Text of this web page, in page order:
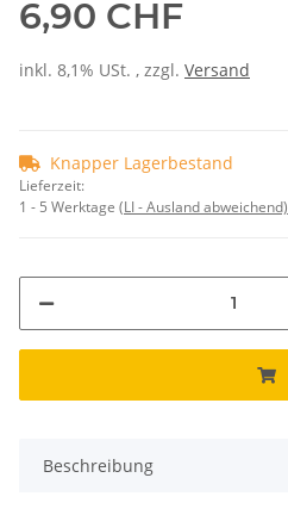
6,90 CHF
inkl. 8,1% USt. , zzgl. Versand
Knapper Lagerbestand
Lieferzeit:
1 - 5 Werktage (LI - Ausland abweichend)
Beschreibung